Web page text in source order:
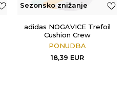
Sezonsko znižanje
adidas NOGAVICE Trefoil
Cushion Crew
PONUDBA
18,39 EUR